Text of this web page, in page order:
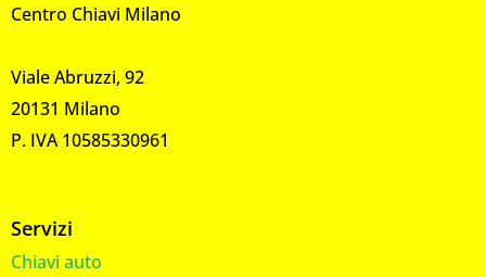
Centro Chiavi Milano
Viale Abruzzi, 92
20131 Milano
P. IVA 10585330961
Servizi
Chiavi auto